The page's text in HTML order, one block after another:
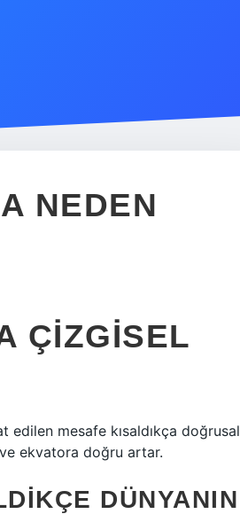
NEDEN
ÇIZGISEL
edilen mesafe kısaldıkça doğrusal
ekvatora doğru artar.
DÜNYANIN